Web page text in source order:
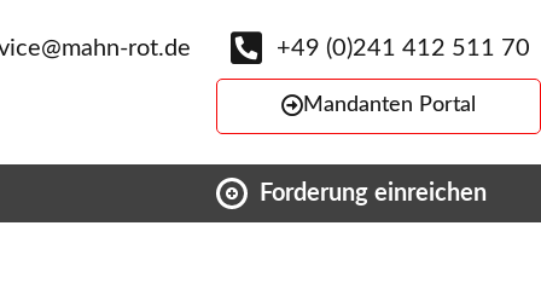
rot.de +49 (0)241 412 511 70
Mandanten Portal
Forderung einreichen